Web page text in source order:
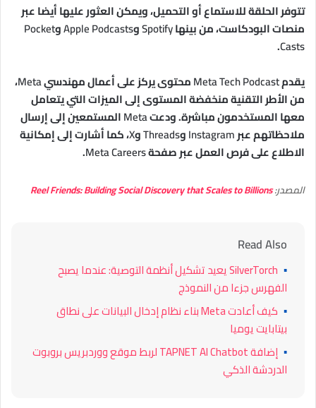
تتوفر الحلقة للاستماع أو التحميل، ويمكن العثور عليها أيضا عبر
منصات البودكاست، من بينهاSpotifyوApple PodcastsوPocket
Casts
.
يقدمMeta Tech Podcastمحتوى يركز على أعمال مهندسيMeta،
من الأطر التقنية منخفضة المستوى إلى الميزات التي يتعامل
معها المستخدمون مباشرة. ودعتMetaالمستمعين إلى إرسال
ملاحظاتهم عبرInstagramوThreadsوX، كما أشارت إلى إمكانية
الاطلاع على فرص العمل عبر صفحةMeta Careers
.
المصدر:Reel Friends: Building Social Discovery that Scales to Billions
Read Also
▪
SilverTorch يعيد تشكيل أنظمة التوصية: عندما يصبح
الفهرس جزءا من النموذج
▪
كيف أعادت Meta بناء نظام إدخال البيانات على نطاق
بيتابايت يوميا
▪
إضافة TAPNET AI Chatbot لربط موقع ووردبريس بروبوت
الدردشة الذكي